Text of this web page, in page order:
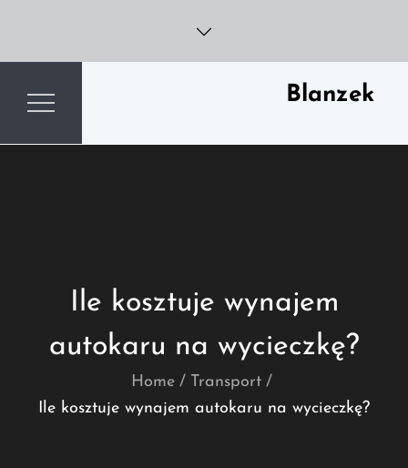
content
Blanzek
Ile kosztuje wynajem
autokaru na wycieczkę?
Home
Transport
Ile kosztuje wynajem autokaru na wycieczkę?